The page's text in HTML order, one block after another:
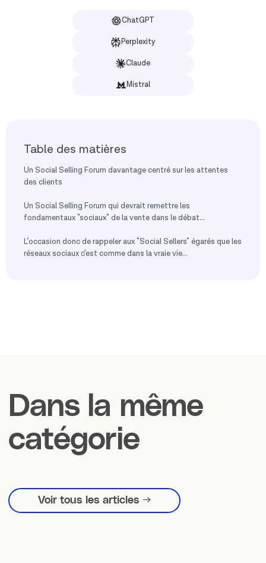
ChatGPT
Perplexity
Claude
Mistral
Table des matières
Un Social Selling Forum davantage centré sur les attentes
des clients
Un Social Selling Forum qui devrait remettre les
fondamentaux "sociaux" de la vente dans le débat...
L’occasion donc de rappeler aux "Social Sellers" égarés que les
réseaux sociaux c’est comme dans la vraie vie...
Dans la même
catégorie
Voir tous les articles →